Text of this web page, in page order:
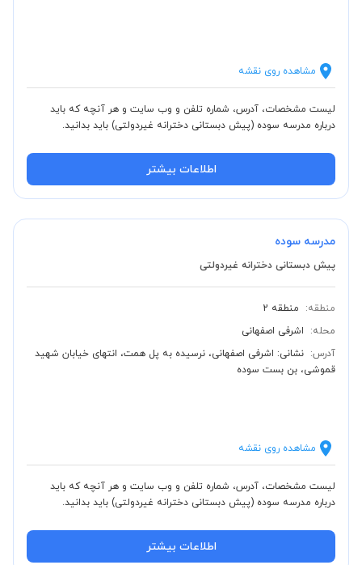
مشاهده روی نقشه
لیست مشخصات، آدرس، شماره تلفن و وب سایت و هر آنچه که باید
درباره مدرسه سوده (پیش دبستانی دخترانه غیردولتی) باید بدانید.
اطلاعات بیشتر
مدرسه سوده
پیش دبستانی دخترانه غیردولتی
منطقه:
منطقه 2
محله:
اشرفی اصفهانی
آدرس: نشانی: اشرفی اصفهانی، نرسیده به پل همت، انتهای خیابان شهید
قموشی، بن بست سوده
مشاهده روی نقشه
لیست مشخصات، آدرس، شماره تلفن و وب سایت و هر آنچه که باید
درباره مدرسه سوده (پیش دبستانی دخترانه غیردولتی) باید بدانید.
اطلاعات بیشتر